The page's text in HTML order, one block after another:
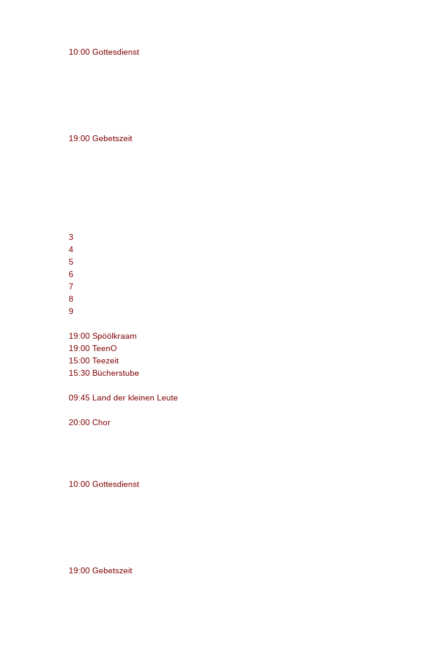
10:00 Gottesdienst
19:00 Gebetszeit
3
4
5
6
7
8
9
19:00 Spöölkraam
19:00 TeenO
15:00 Teezeit
15:30 Bücherstube
09:45 Land der kleinen Leute
20:00 Chor
10:00 Gottesdienst
19:00 Gebetszeit